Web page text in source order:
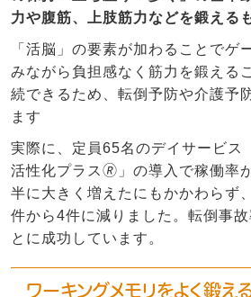
力や腹筋、上肢筋力などを鍛える
「活脳」の要素が加わることでゲ
みながら負担感なく筋力を鍛える
続できるため、転倒予防や介護予
ます
実際に、定員65名のデイサービス
活性化プラス🄬」の導入で稼働率
半に大きく増えたにもかかわらず
件から4件に減りました。転倒事
とに成功しています。
ワーキングメモリをよく鍛え